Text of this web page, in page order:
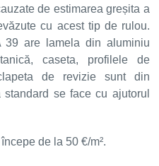
de estimarea greșita a
cu acest tip de rulou.
39 are lamela din aluminiu
caseta, profilele de
de revizie sunt din
se face cu ajutorul
de la 50 €/m².